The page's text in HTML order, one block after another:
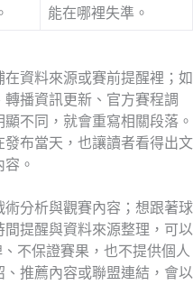
能在哪裡失準。
資料來源或賽前提醒裡；如
播資訊更新、官方賽程調
不同，就會重寫相關段落。
布當天，也讓讀者看得出文
。
分析與觀賽內容；想跟著球
提醒與資料來源整理，可以
不保證賽果，也不提供個人
推薦內容或聯盟連結，會以